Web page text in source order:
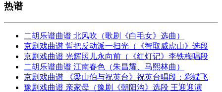
热谱
二胡乐谱曲谱 北风吹（歌剧《白毛女》选曲）
京剧戏曲谱 誓把反动派一扫光（《智取威虎山》选段
京剧戏曲谱 光辉照儿永向前（《红灯记》李铁梅唱段
二胡乐谱曲谱 江南春色（朱昌耀、马熙林曲）
京剧戏曲谱 《梁山伯与祝英台》祝英台唱段：彩蝶飞
豫剧戏曲谱 亲家母（豫剧《朝阳沟》选段 王迎迎演